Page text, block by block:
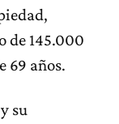
de 145.000
69 años.
su